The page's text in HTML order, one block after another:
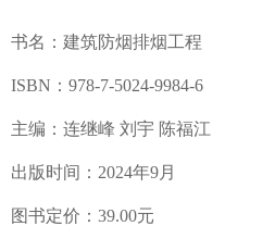
书名：建筑防烟排烟工程
ISBN：978-7-5024-9984-6
主编：连继峰 刘宇 陈福江
出版时间：2024年9月
图书定价：39.00元